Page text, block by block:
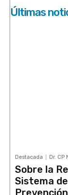
Últimas
Destacada Dr. CP
Sobre la
Sistema